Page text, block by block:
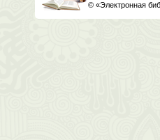
© «Электронная